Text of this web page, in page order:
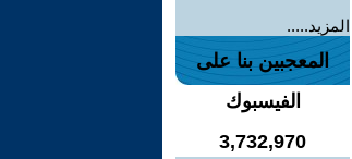
المزيد.....
المعجبين بنا على
الفيسبوك
3,732,970